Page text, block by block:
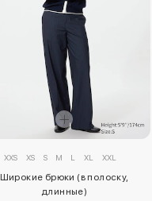
XXS XS S M L XL XXL
Широкие брюки (в полоску,
длинные)